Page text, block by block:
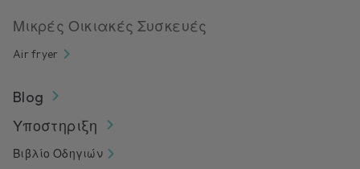
Μικρές Οικιακές Συσκευές
Air fryer
Blog
Υποστηριξη
Βιβλίο Οδηγιών